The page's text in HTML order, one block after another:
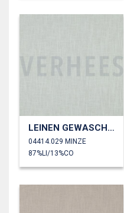
LEINEN GEWASCHEN 230 GM2
04414.029 MINZE
87%LI/13%CO